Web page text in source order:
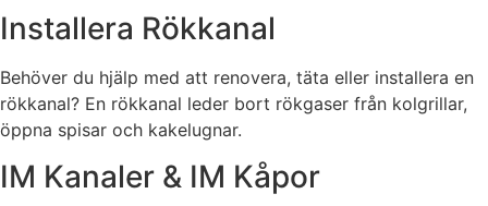
Installera Rökkanal
Behöver du hjälp med att renovera, täta eller installera en
rökkanal? En rökkanal leder bort rökgaser från kolgrillar,
öppna spisar och kakelugnar.
IM Kanaler & IM Kåpor